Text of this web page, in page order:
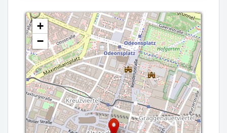
+
−